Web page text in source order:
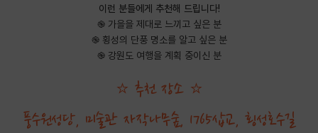
이런 분들에게 추천해 드립니다!
֎ 가을을 제대로 느끼고 싶은 분
֎ 횡성의 단풍 명소를 알고 싶은 분
֎ 강원도 여행을 계획 중이신 분
⭐ 추천 장소 ⭐
풍수원성당, 미술관 자작나무숲, 1765삽교, 횡성호수길